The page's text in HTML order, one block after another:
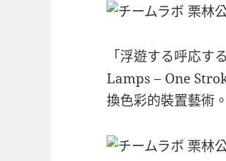
「浮遊する呼応
Lamps – One
換色彩的裝置藝術。